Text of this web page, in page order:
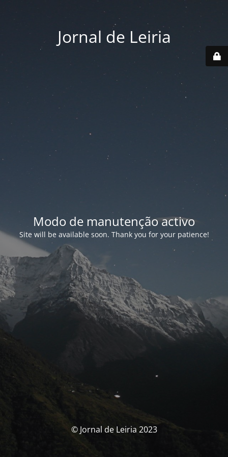
Jornal de Leiria
Modo de manutenção activo
Site will be available soon. Thank you for your patience!
© Jornal de Leiria 2023